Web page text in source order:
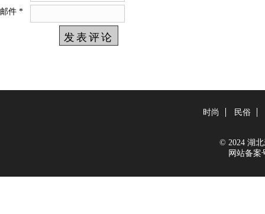
邮件 *
时尚 民俗
© 2024 湖北
网站备案